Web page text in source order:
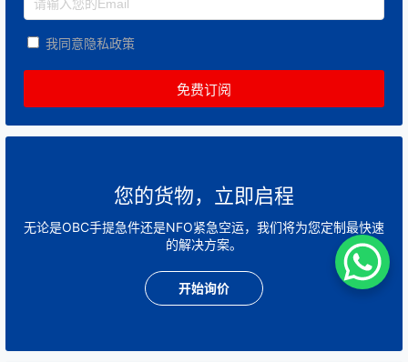
我同意隐私政策
您的货物，立即启程
无论是OBC手提急件还是NFO紧急空运，我们将为您定制最快速
的解决方案。
开始询价